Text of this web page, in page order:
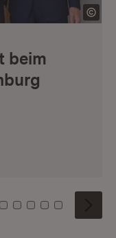
beim
6 7 8
Kachel: 9
Zu Kachel: 10
Zu Kachel: 11
Zu Kachel: 12
Zu Kachel:
Zu